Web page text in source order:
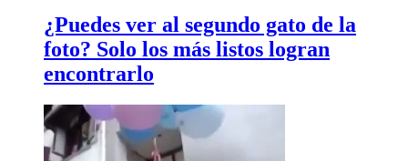
¿Puedes ver al segundo gato de la
foto? Solo los más listos logran
encontrarlo